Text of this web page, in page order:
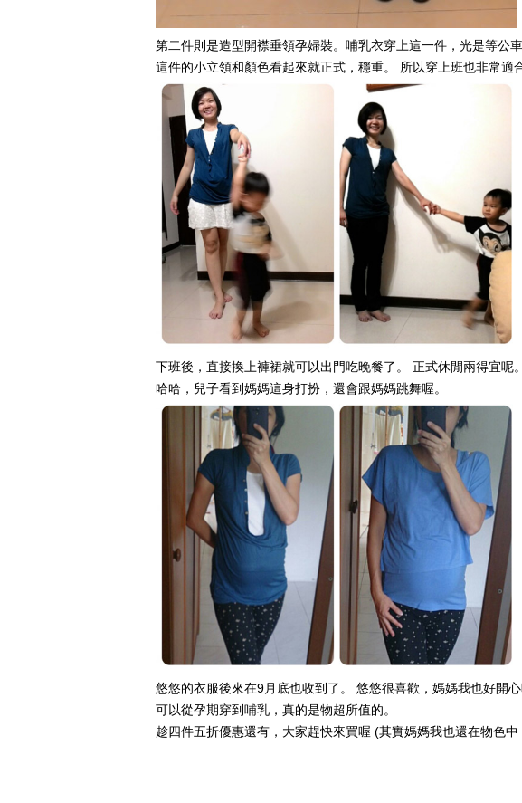
第二件則是造型開襟垂領孕婦裝。哺乳衣穿上這一件，光是等公
這件的小立領和顏色看起來就正式，穩重。 所以穿上班也非常適
下班後，直接換上褲裙就可以出門吃晚餐了。 正式休閒兩得宜呢。
哈哈，兒子看到媽媽這身打扮，還會跟媽媽跳舞喔。
悠悠的衣服後來在9月底也收到了。 悠悠很喜歡，媽媽我也好開心
可以從孕期穿到哺乳，真的是物超所值的。
趁四件五折優惠還有，大家趕快來買喔 (其實媽媽我也還在物色中